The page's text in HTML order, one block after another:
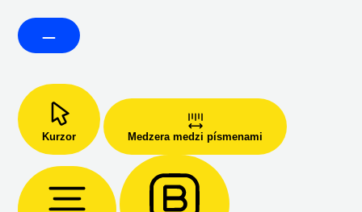
Kurzor Medzera medzi písmenami